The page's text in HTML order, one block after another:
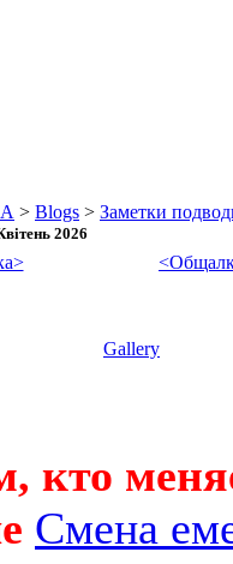
> Blogs > Заметки
2026
Gallery
кто
Смена